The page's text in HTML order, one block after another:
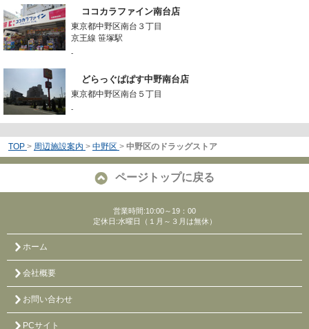
ココカラファイン南台店
東京都中野区南台３丁目
京王線 笹塚駅
-
どらっぐぱぱす中野南台店
東京都中野区南台５丁目
-
TOP > 周辺施設案内 > 中野区 > 中野区のドラッグストア
ページトップに戻る
営業時間:10:00～19：00
定休日:水曜日（１月～３月は無休）
ホーム
会社概要
お問い合わせ
PCサイト